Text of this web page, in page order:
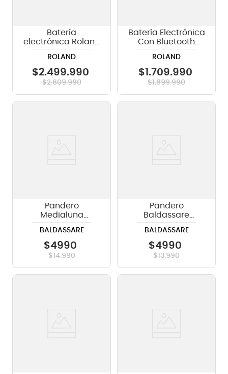
Batería
electrónica Roland
Set
ROLAND
$2.499.990
$2.809.990
Batería Electrónica
Con Bluetooth
ROLAND
$1 .709.990
$1.899.990
Pandero
Medialuna
PTWJ220G, GR
BALDASSARE
$4990
$14.990
Pandero
Baldassare
PTWJ220Y color
amarillo (YE)
BALDASSARE
$4990
$13.990